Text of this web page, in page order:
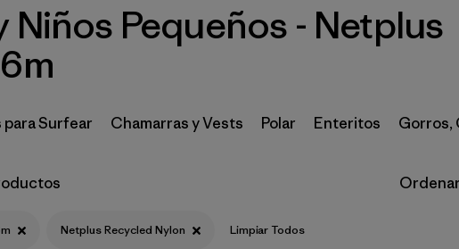
1
Niños Pequeños - Netplus
para Surfear Chamarras y Vests Polar Enteritos Gorros,
Netplus Recycled Nylon Limpiar Todos